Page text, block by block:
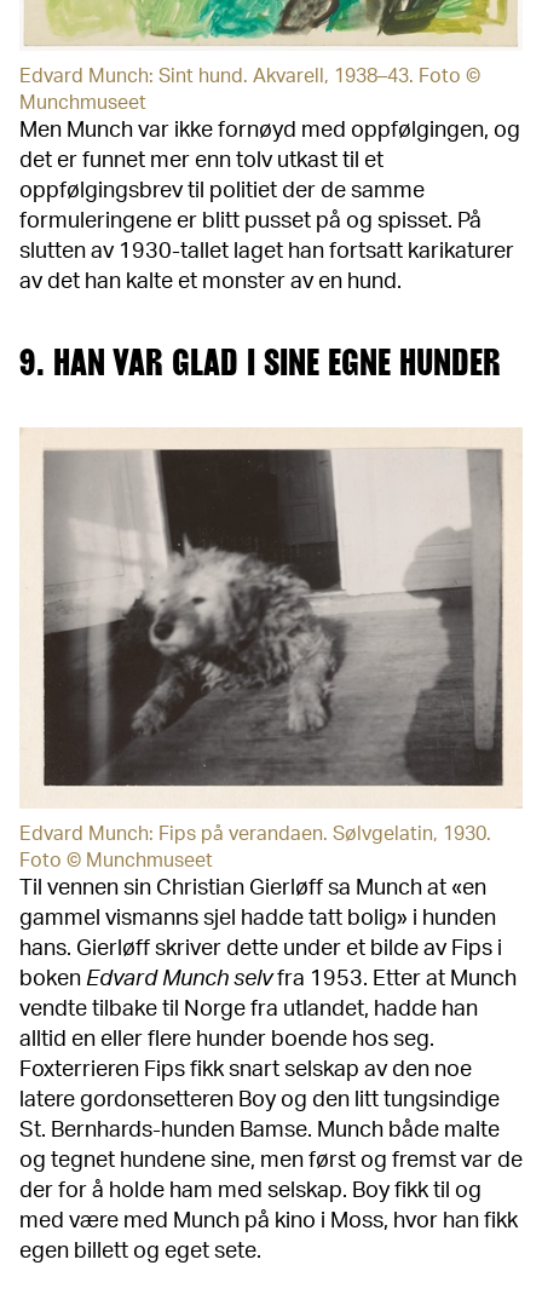
Edvard Munch: Sint hund. Akvarell, 1938–43. Foto ©
Munchmuseet
Men Munch var ikke fornøyd med oppfølgingen, og
det er funnet mer enn tolv utkast til et
oppfølgingsbrev til politiet der de samme
formuleringene er blitt pusset på og spisset. På
slutten av 1930-tallet laget han fortsatt karikaturer
av det han kalte et monster av en hund.
9. HAN VAR GLAD I SINE EGNE HUNDER
Edvard Munch: Fips på verandaen. Sølvgelatin, 1930.
Foto © Munchmuseet
Til vennen sin Christian Gierløff sa Munch at «en
gammel vismanns sjel hadde tatt bolig» i hunden
hans. Gierløff skriver dette under et bilde av Fips i
boken Edvard Munch selvfra 1953. Etter at Munch
vendte tilbake til Norge fra utlandet, hadde han
alltid en eller flere hunder boende hos seg.
Foxterrieren Fips fikk snart selskap av den noe
latere gordonsetteren Boy og den litt tungsindige
St. Bernhards-hunden Bamse. Munch både malte
og tegnet hundene sine, men først og fremst var de
der for å holde ham med selskap. Boy fikk til og
med være med Munch på kino i Moss, hvor han fikk
egen billett og eget sete.